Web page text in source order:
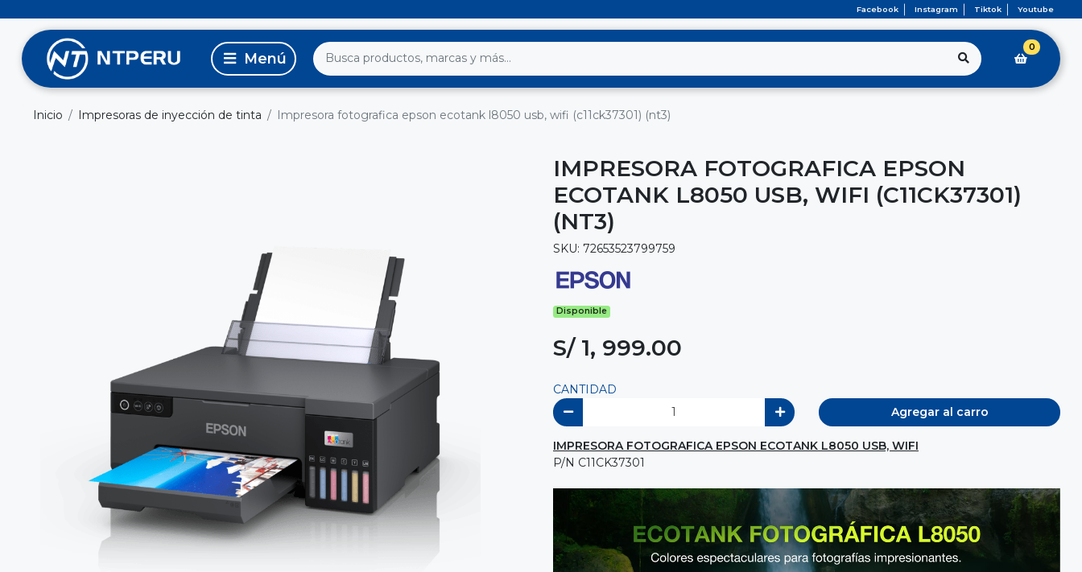
Facebook Instagram Tiktok Youtube
0
Inicio Impresoras de inyección de tinta Impresora fotografica epson ecotank l8050 usb, wifi (c11ck37301) (nt3)
IMPRESORA FOTOGRAFICA EPSON
ECOTANK L8050 USB, WIFI (C11CK37301)
(NT3)
SKU: 72653523799759
Disponible
S/ 1, 999.00
CANTIDAD
Agregar al carro
IMPRESORA FOTOGRAFICA EPSON ECOTANK L8050 USB, WIFI
P/N C11CK37301